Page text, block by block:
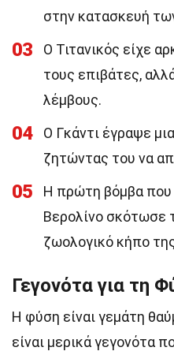
στην κατασκευή
03
Ο Τιτανικός είχε
τους επιβάτες,
λέμβους.
04
Ο Γκάντι έγραψε
ζητώντας του να
05
Η πρώτη βόμβα που
Βερολίνο σκότωσε
ζωολογικό κήπο
Γεγονότα για τη
Η φύση είναι γεμάτη
είναι μερικά γεγονότα